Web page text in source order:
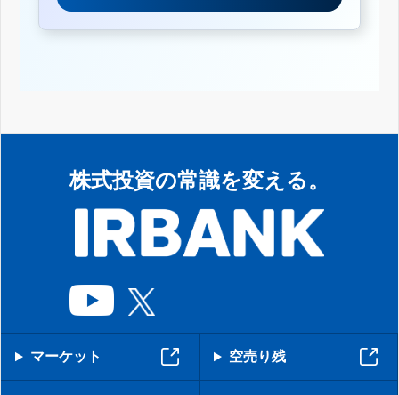
株式投資の常識を変える。
マーケット 空売り残